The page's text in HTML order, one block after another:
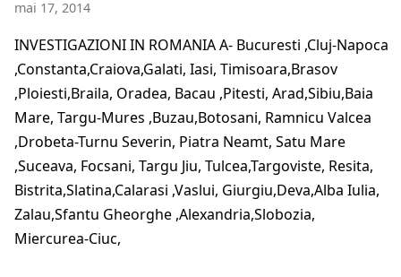
mai 17, 2014
INVESTIGAZIONI IN ROMANIA A- Bucuresti ,Cluj-Napoca
,Constanta,Craiova,Galati, Iasi, Timisoara,Brasov
,Ploiesti,Braila, Oradea, Bacau ,Pitesti, Arad,Sibiu,Baia
Mare, Targu-Mures ,Buzau,Botosani, Ramnicu Valcea
,Drobeta-Turnu Severin, Piatra Neamt, Satu Mare
,Suceava, Focsani, Targu Jiu, Tulcea,Targoviste, Resita,
Bistrita,Slatina,Calarasi ,Vaslui, Giurgiu,Deva,Alba Iulia,
Zalau,Sfantu Gheorghe ,Alexandria,Slobozia,
Miercurea-Ciuc,